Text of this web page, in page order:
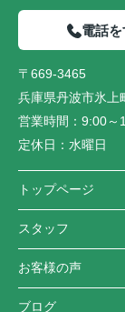
電話を
〒669-3465
兵庫県丹波市氷上
営業時間： 9:00～
定休日： 水曜日
トップページ
スタッフ
お客様の声
ブログ